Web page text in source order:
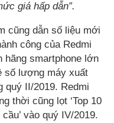
giá hấp dẫn”.
cũng dẫn số liệu mới
công của Redmi
hãng smartphone lớn
số lượng máy xuất
quý II/2019. Redmi
thời cũng lọt ‘Top 10
vào quý IV/2019.